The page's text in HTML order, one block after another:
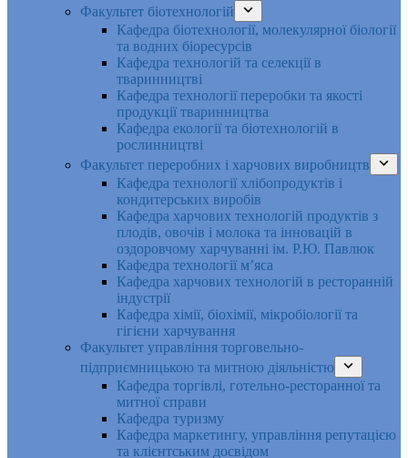
Факультет біотехнологій
Кафедра біотехнології, молекулярної біології
та водних біоресурсів
Кафедра технологій та селекції в
тваринництві
Кафедра технології переробки та якості
продукції тваринництва
Кафедра екології та біотехнологій в
рослинництві
Факультет переробних і харчових виробництв
Кафедра технології хлібопродуктів і
кондитерських виробів
Кафедра харчових технологій продуктів з
плодів, овочів і молока та інновацій в
оздоровчому харчуванні ім. Р.Ю. Павлюк
Кафедра технології м’яса
Кафедра харчових технологій в ресторанній
індустрії
Кафедра хімії, біохімії, мікробіології та
гігієни харчування
Факультет управління торговельно-
підприємницькою та митною діяльністю
Кафедра торгівлі, готельно-ресторанної та
митної справи
Кафедра туризму
Кафедра маркетингу, управління репутацією
та клієнтським досвідом